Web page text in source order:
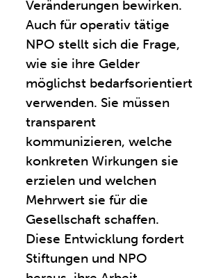
Veränderungen bewirken.
Auch für operativ tätige
NPO stellt sich die Frage,
wie sie ihre Gelder
möglichst bedarfsorientiert
verwenden. Sie müssen
transparent
kommunizieren, welche
konkreten Wirkungen sie
erzielen und welchen
Mehrwert sie für die
Gesellschaft schaffen.
Diese Entwicklung fordert
Stiftungen und NPO